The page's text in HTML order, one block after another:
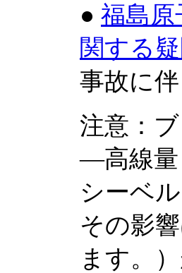
● 福島
関する
事故に
注意：
―高線量
シーベ
その影
ます。